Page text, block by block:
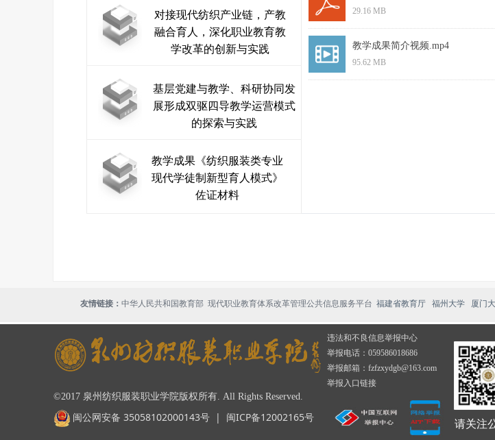
29.16 MB
教学成果简介视频.mp4
95.62 MB
基层党建与教学、科研协同发
展形成双驱四导教学运营模式
的探索与实践
对接现代纺织产业链，产教
融合育人，深化职业教育教
学改革的创新与实践
教学成果《纺织服装类专业
现代学徒制新型育人模式》
佐证材料
©2017 泉州纺织服装职业学院版权所有. All Rights Reserved.
闽公网安备 35058102000143号 | 闽ICP备12002165号
违法和不良信息举报中心
举报电话：059586018686
举报邮箱：fzfzxydgb@163.com
举报入口链接
请关注
友情链接： 中华人民共和国教育部 现代职业教育体系改革管理公共信息服务平台 福建省教育厅 福州大学 厦门